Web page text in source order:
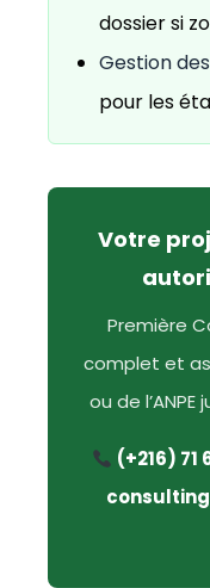
dossier si
Gestion
pour les
Votre
Première
complet et
ou de
(+216) 71